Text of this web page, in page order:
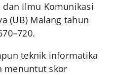
Ilmu Komunikasi
(UB) Malang tahun
teknik informatika
menuntut skor